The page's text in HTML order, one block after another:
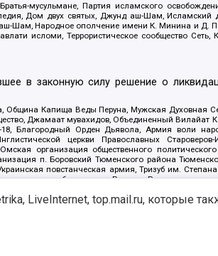
мусульмане, Партия исламского
Дом двух святых, Джунд аш-Шам,
аш-Шам, Народное ополчение имени К. Минина и Д.
исломи, Террористическое сообщество Сеть,
в законную силу решение о
Община Капища Веды Перуна, Мужская Духовная
Джамаат мувахидов, Объединенный Вилайат
Благородный Орден Дьявола, Армия воли
церкви Православных Староверов-
организация общественного
п. Боровский Тюменского района
повстанческая армия, Тризуб им. Степана
объединение Русские, Русское
Правды и Единения, Каракольская
Башкорт, Нация и свобода, W.H.С., Фалунь Дафа,
граждан СССР Прикубанского округа г. Краснодара
LiveInternet, top.mail.ru, которые